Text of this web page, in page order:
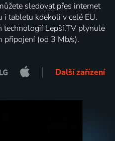
sledovat přes internet
i tabletu kdekoli v celé EU.
technologií Lepší.TV plynule
připojení (od 3 Mb/s).
Další zařízení